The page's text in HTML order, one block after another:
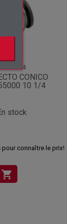
1064104
CONICO
10 1/4
stock
connaître le prix!
shopping_cart